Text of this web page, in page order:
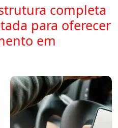
completa
para oferecer
em